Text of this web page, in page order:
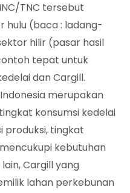
TNC tersebut
hulu (baca : ladang-
hilir (pasar hasil
tepat untuk
dan Cargill.
merupakan
konsumsi kedelai
produksi, tingkat
kebutuhan
Cargill yang
lahan perkebunan